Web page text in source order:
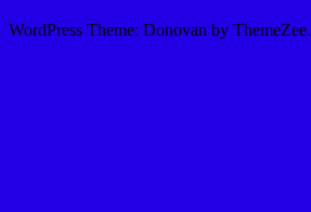
WordPress Theme: Donovan by ThemeZee.